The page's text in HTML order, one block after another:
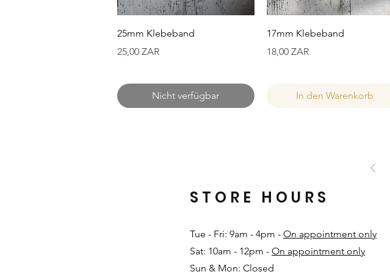
Schnellansicht
25mm Klebeband
Preis
25,00 ZAR
Nicht verfügbar
Schnellansicht
17mm Klebeband
Preis
18,00 ZAR
In den Warenkorb
Tue - Fri: 9am - 4pm - On appointment only
Sat: 10am - 12pm - On appointment only
Sun & Mon: Closed​
STORE HOURS